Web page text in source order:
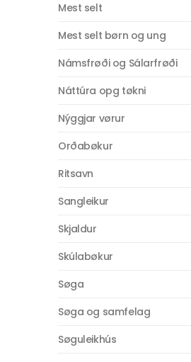
Mest selt
Mest selt børn og ung
Námsfrøði og Sálarfrøði
Náttúra opg tøkni
Nýggjar vørur
Orðabøkur
Ritsavn
Sangleikur
Skjaldur
Skúlabøkur
Søga
Søga og samfelag
Søguleikhús